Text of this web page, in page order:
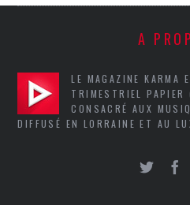
A
LE MAGAZINE KARMA
TRIMESTRIEL
CONSACRÉ AUX
DIFFUSÉ EN LORRAINE ET AU